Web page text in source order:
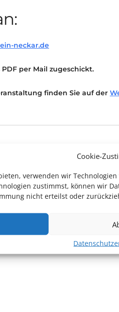
Cookie-
verwenden wir
zustimmst, können wir
nicht erteilst oder
neckar.de
per Mail zugeschickt.
finden Sie auf der